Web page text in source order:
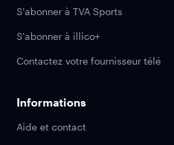
S'abonner à TVA Sports
S'abonner à illico+
Contactez votre fournisseur télé
Informations
Aide et contact